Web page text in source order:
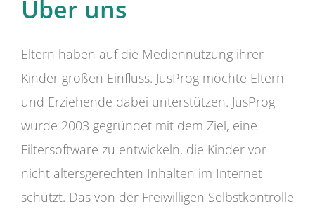
Über uns
Eltern haben auf die Mediennutzung ihrer
Kinder großen Einfluss. JusProg möchte Eltern
und Erziehende dabei unterstützen. JusProg
wurde 2003 gegründet mit dem Ziel, eine
Filtersoftware zu entwickeln, die Kinder vor
nicht altersgerechten Inhalten im Internet
schützt. Das von der Freiwilligen Selbstkontrolle